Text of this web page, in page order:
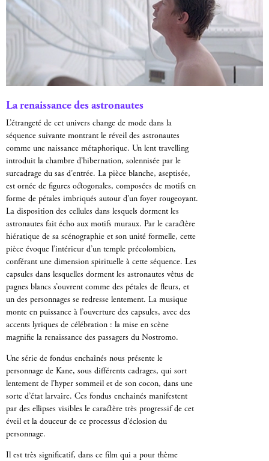
La renaissance des astronautes
L’étrangeté de cet univers change de mode dans la
séquence suivante montrant le réveil des astronautes
comme une naissance métaphorique. Un lent travelling
introduit la chambre d’hibernation, solennisée par le
surcadrage du sas d’entrée. La pièce blanche, aseptisée,
est ornée de figures octogonales, composées de motifs en
forme de pétales imbriqués autour d’un foyer rougeoyant.
La disposition des cellules dans lesquels dorment les
astronautes fait écho aux motifs muraux. Par le caractère
hiératique de sa scénographie et son unité formelle, cette
pièce évoque l’intérieur d’un temple précolombien,
conférant une dimension spirituelle à cette séquence. Les
capsules dans lesquelles dorment les astronautes vêtus de
pagnes blancs s’ouvrent comme des pétales de fleurs, et
un des personnages se redresse lentement. La musique
monte en puissance à l’ouverture des capsules, avec des
accents lyriques de célébration : la mise en scène
magnifie la renaissance des passagers du Nostromo.
Une série de fondus enchaînés nous présente le
personnage de Kane, sous différents cadrages, qui sort
lentement de l’hyper sommeil et de son cocon, dans une
sorte d’état larvaire. Ces fondus enchainés manifestent
par des ellipses visibles le caractère très progressif de cet
éveil et la douceur de ce processus d’éclosion du
personnage.
Il est très significatif, dans ce film qui a pour thème